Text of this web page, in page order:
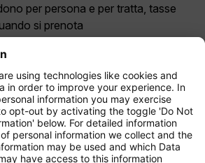
per persona e per tratta, tasse
si prenota
ultime 24 ore e potrebbero non
Le tariffe indicate per
sono solitamente Economy Zero,
tariffa più limitata. Potrebbero
aggiuntivi per ilbagaglioda
servizi opzionali. Vengono
Generali di Contratto.